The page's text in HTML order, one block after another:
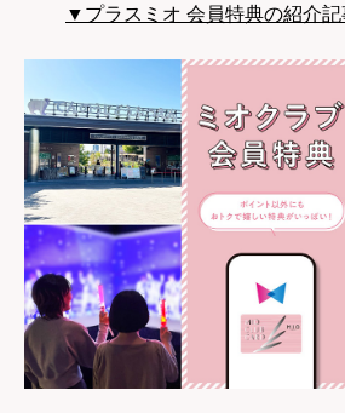
▼プラスミオ 会員特典の紹介